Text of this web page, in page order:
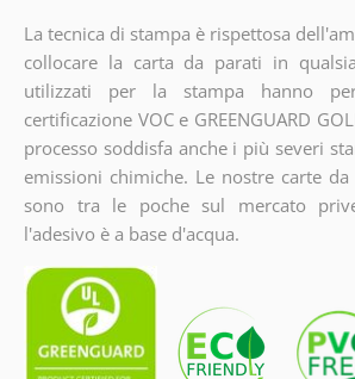
La tecnica di stampa è rispettosa
collocare la carta da parati in
utilizzati per la stampa hanno
certificazione VOC e GREENGUARD
processo soddisfa anche i più severi
emissioni chimiche. Le nostre carte
sono tra le poche sul mercato
l'adesivo è a base d'acqua.